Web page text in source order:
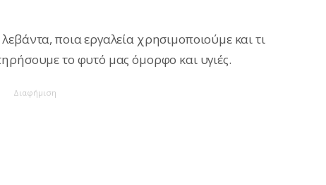
ποια εργαλεία χρησιμοποιούμε και τι
το φυτό μας όμορφο και υγιές.
Διαφήμιση